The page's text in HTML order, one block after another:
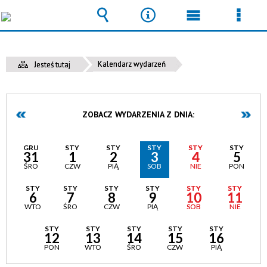
Jesteś tutaj Kalendarz wydarzeń
ZOBACZ WYDARZENIA Z DNIA:
GRU
31
ŚRO
STY
1
CZW
STY
2
PIĄ
STY
3
SOB
STY
4
NIE
STY
5
PON
STY
6
WTO
STY
7
ŚRO
STY
8
CZW
STY
9
PIĄ
STY
10
SOB
STY
11
NIE
STY
12
PON
STY
13
WTO
STY
14
ŚRO
STY
15
CZW
STY
16
PIĄ
Wyszukiwarka
Narzędzia
Menu